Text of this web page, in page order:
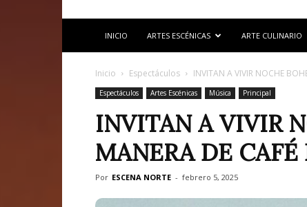
INICIO ARTES ESCÉNICAS ARTE CULINARIO
Inicio Espectáculos INVITAN A VIVIR NOCHE
Espectáculos Artes Escénicas Música Principal
INVITAN A VIVIR
MANERA DE CAFÉ
Por ESCENA NORTE - febrero 5, 2025